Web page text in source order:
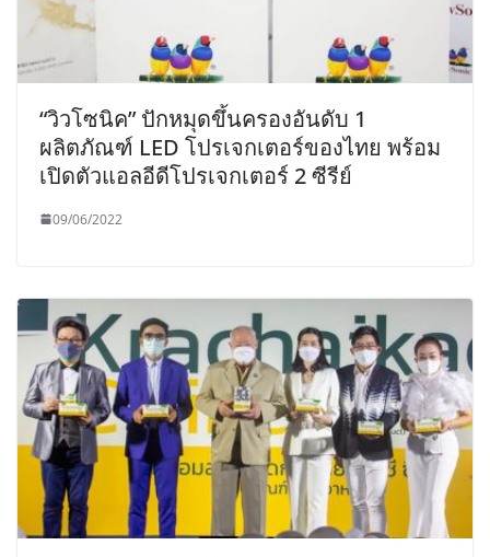
“วิวโซนิค” ปักหมุดขึ้นครองอันดับ 1
ผลิตภัณฑ์ LED โปรเจกเตอร์ของไทย พร้อม
เปิดตัวแอลอีดีโปรเจกเตอร์ 2 ซีรีย์
09/06/2022